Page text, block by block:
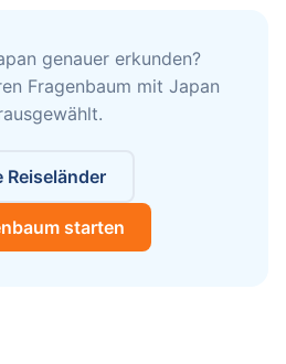
genauer erkunden?
Fragenbaum mit Japan
Reiseländer
starten